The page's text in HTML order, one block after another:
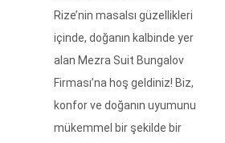
Rize’nin masalsı güzellikleri
içinde, doğanın kalbinde yer
alan Mezra Suit Bungalov
Firması’na hoş geldiniz! Biz,
konfor ve doğanın uyumunu
mükemmel bir şekilde bir